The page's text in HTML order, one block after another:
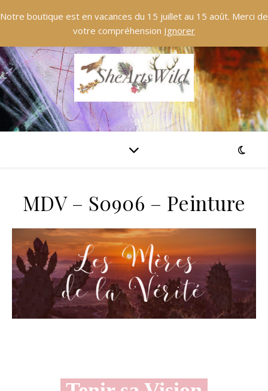
Notre boutique est en vacances du 15 juillet au 15 août. Merci de
votre compréhension Ignorer
MDV – S0906 – Peinture